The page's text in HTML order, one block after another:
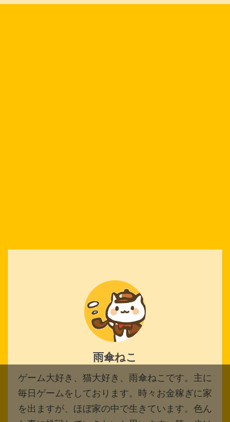
雨傘ねこ
ゲーム大好き、猫大好き、雨傘ねこです。主に
毎日ゲームをしております。時々お金稼ぎに家
を出ますが、ほぼ家の中で生きています。色ん